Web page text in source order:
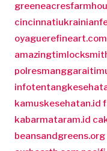
oyaguerefineart.com
kamuskesehatan.id
kabarmataram.id
beansandgreens.org